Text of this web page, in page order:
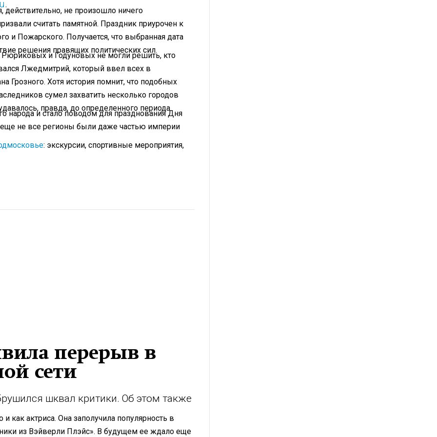
.
действительно, не произошло ничего
считать памятной. Праздник приурочен к
Пожарского. Получается, что выбранная дата
решения правящих политических сил.
Рюриковых и Годуновых не могли решить, кто
Лжедмитрий, который ввел всех в
Грозного. Хотя история помнит, что подобных
сумел захватить несколько городов
правда, до определенного периода.
народа и стало поводом для празднования Дня
еще не все регионы были даже частью империи
: экскурсии, спортивные мероприятия,
перерыв в
сети
шквал критики. Об этом также
как актриса. Она заполучила популярность в
из Вэйверли Плэйс». В будущем ее ждало еще